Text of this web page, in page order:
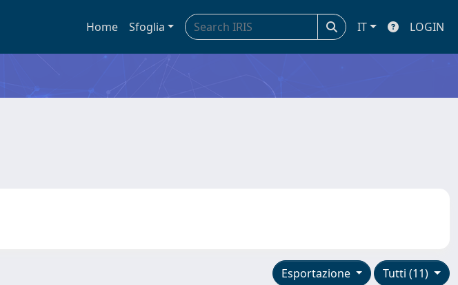
Home Sfoglia IT LOGIN
Tutti (11)
Esportazione